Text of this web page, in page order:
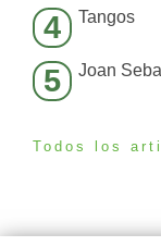
4 Tangos
5 Joan
Todos los